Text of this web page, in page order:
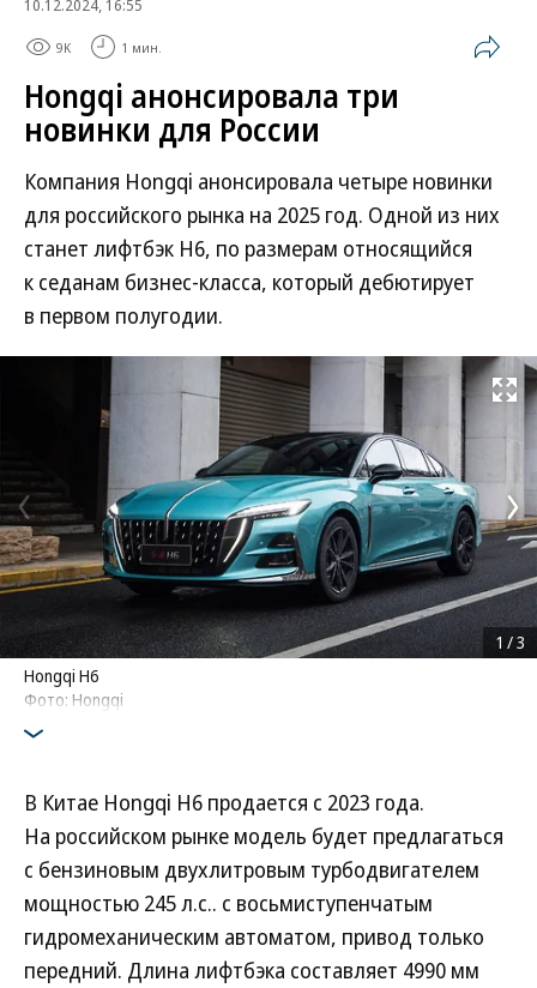
10.12.2024, 16:55
9K 1 мин.
Hongqi анонсировала три
новинки для России
Компания Hongqi анонсировала четыре новинки
для российского рынка на 2025 год. Одной из них
станет лифтбэк Н6, по размерам относящийся
к седанам бизнес-класса, который дебютирует
в первом полугодии.
Развернуть
Hongqi Н6
Фото: Hongqi
1 /3
В Китае Hongqi Н6 продается с 2023 года.
На российском рынке модель будет предлагаться
с бензиновым двухлитровым турбодвигателем
мощностью 245 л.с.. с восьмиступенчатым
гидромеханическим автоматом, привод только
передний. Длина лифтбэка составляет 4990 мм